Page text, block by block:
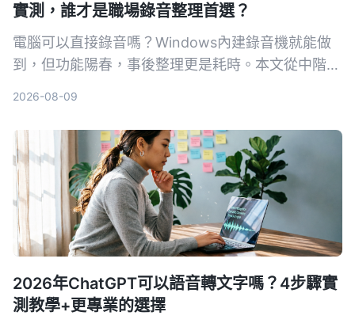
實測，誰才是職場錄音整理首選？
電腦可以直接錄音嗎？Windows內建錄音機就能做
到，但功能陽春，事後整理更是耗時。本文從中階主
門檻五大維度的表現，幫你找到最適合會議、學習與
訪談的錄音整理方案。
2026-08-09
2026年ChatGPT可以語音轉文字嗎？4步驟實
測教學+更專業的選擇